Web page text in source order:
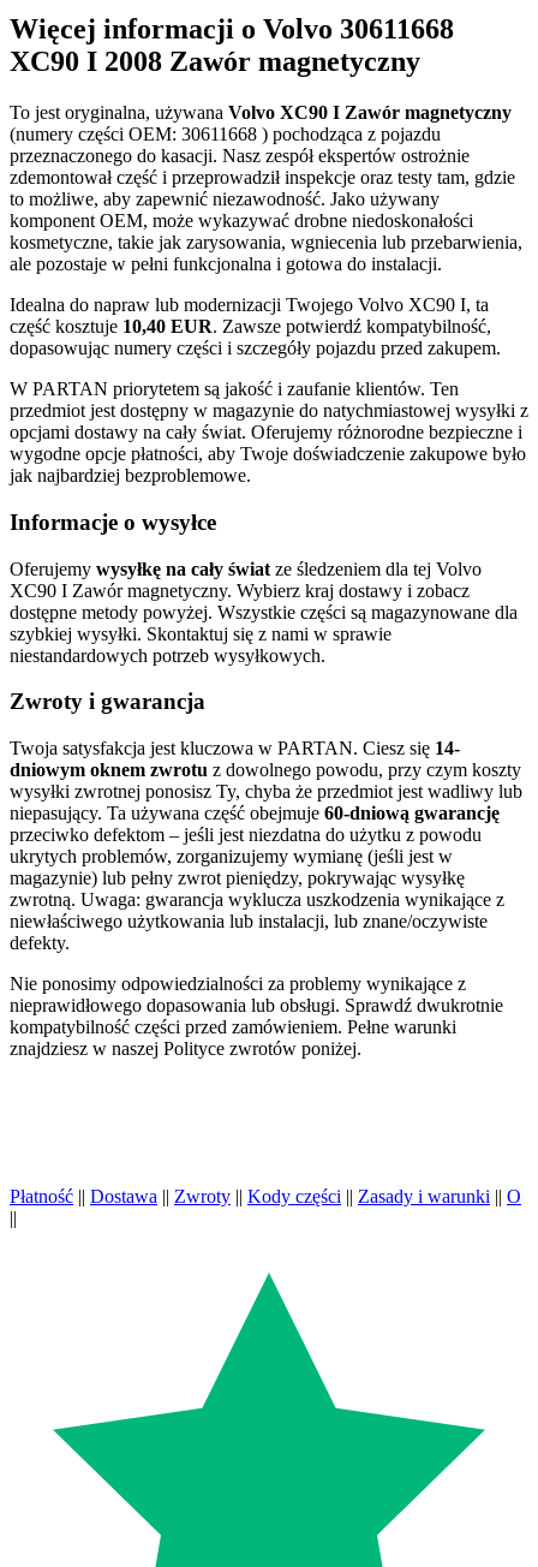
Więcej informacji o Volvo 30611668
XC90 I 2008 Zawór magnetyczny
To jest oryginalna, używana Volvo XC90 I Zawór magnetyczny
(numery części OEM: 30611668 ) pochodząca z pojazdu
przeznaczonego do kasacji. Nasz zespół ekspertów ostrożnie
zdemontował część i przeprowadził inspekcje oraz testy tam, gdzie
to możliwe, aby zapewnić niezawodność. Jako używany
komponent OEM, może wykazywać drobne niedoskonałości
kosmetyczne, takie jak zarysowania, wgniecenia lub przebarwienia,
ale pozostaje w pełni funkcjonalna i gotowa do instalacji.
Idealna do napraw lub modernizacji Twojego Volvo XC90 I, ta
część kosztuje 10,40 EUR. Zawsze potwierdź kompatybilność,
dopasowując numery części i szczegóły pojazdu przed zakupem.
W PARTAN priorytetem są jakość i zaufanie klientów. Ten
przedmiot jest dostępny w magazynie do natychmiastowej wysyłki z
opcjami dostawy na cały świat. Oferujemy różnorodne bezpieczne i
wygodne opcje płatności, aby Twoje doświadczenie zakupowe było
jak najbardziej bezproblemowe.
Informacje o wysyłce
Oferujemy wysyłkę na cały świat ze śledzeniem dla tej Volvo
XC90 I Zawór magnetyczny. Wybierz kraj dostawy i zobacz
dostępne metody powyżej. Wszystkie części są magazynowane dla
szybkiej wysyłki. Skontaktuj się z nami w sprawie
niestandardowych potrzeb wysyłkowych.
Zwroty i gwarancja
Twoja satysfakcja jest kluczowa w PARTAN. Ciesz się 14-
dniowym oknem zwrotu z dowolnego powodu, przy czym koszty
wysyłki zwrotnej ponosisz Ty, chyba że przedmiot jest wadliwy lub
niepasujący. Ta używana część obejmuje 60-dniową gwarancję
przeciwko defektom – jeśli jest niezdatna do użytku z powodu
ukrytych problemów, zorganizujemy wymianę (jeśli jest w
magazynie) lub pełny zwrot pieniędzy, pokrywając wysyłkę
zwrotną. Uwaga: gwarancja wyklucza uszkodzenia wynikające z
niewłaściwego użytkowania lub instalacji, lub znane/oczywiste
defekty.
Nie ponosimy odpowiedzialności za problemy wynikające z
nieprawidłowego dopasowania lub obsługi. Sprawdź dwukrotnie
kompatybilność części przed zamówieniem. Pełne warunki
znajdziesz w naszej Polityce zwrotów poniżej.
Płatność || Dostawa || Zwroty || Kody części || Zasady i warunki || O
||